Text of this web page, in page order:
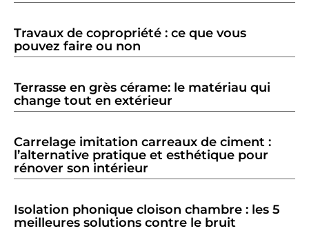
Travaux de copropriété : ce que vous
pouvez faire ou non
Terrasse en grès cérame: le matériau qui
change tout en extérieur
Carrelage imitation carreaux de ciment :
l’alternative pratique et esthétique pour
rénover son intérieur
Isolation phonique cloison chambre : les 5
meilleures solutions contre le bruit